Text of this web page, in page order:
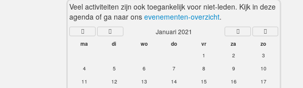
Veel activiteiten zijn ook toegankelijk voor niet-leden. Kijk in deze
agenda of ga naar onsevenementen-overzicht.
Januari 2021
ma di wo do vr za
zo
1
2
3
4
5 6 7 8 9
10
11
12 13 14 15 16
17